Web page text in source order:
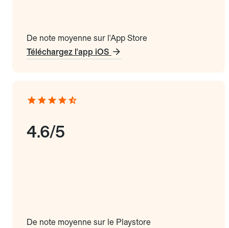
De note moyenne sur l'App Store
Téléchargez l'app iOS
4.6/5
De note moyenne sur le Playstore